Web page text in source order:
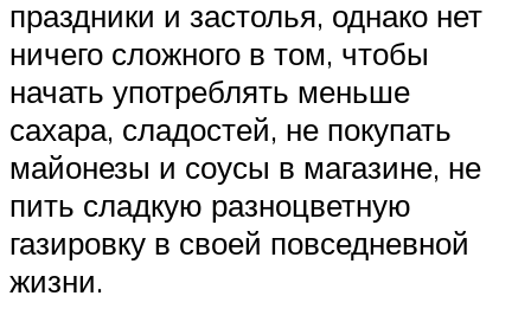
праздники и застолья, однако нет
ничего сложного в том, чтобы
начать употреблять меньше
сахара, сладостей, не покупать
майонезы и соусы в магазине, не
пить сладкую разноцветную
газировку в своей повседневной
жизни.